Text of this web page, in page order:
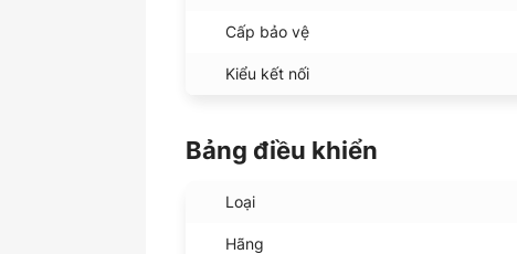
Cấp bảo vệ
Kiểu kết nối
Bảng điều khiển
Loại
Hãng